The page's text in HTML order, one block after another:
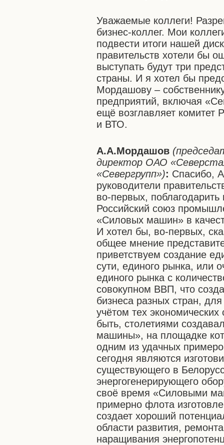
Уважаемые коллеги!
бизнес-коллег. Мои
подвести итоги нашей
правительств хотели бы
выступать будут три
страны. И я хотел бы
Мордашову –
предприятий, включая
ещё возглавляет комитет
и ВТО.
А.А.Мордашов
директор ОАО
«Севергрупп»): Спасибо,
руководители
во-первых, поблагодарить
Российский союз
«Силовых машин» в
И хотел бы, во-первых,
общее мнение
приветствуем создание
сути, единого рынка, или
единого рынка с
совокупном ВВП, что
бизнеса разных стран,
учётом тех
быть, столетиями
машины», на площадке
одним из удачных
сегодня являются
существующего в
энергогенерирующего
своё время «Силовыми
примерно флота
создает хороший
области развития,
наращивания